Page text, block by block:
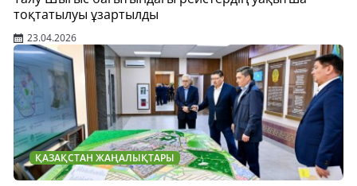
тоқтатылуы ұзартылды
23.04.2026
ҚАЗАҚСТАН ЖАҢАЛЫҚТАРЫ